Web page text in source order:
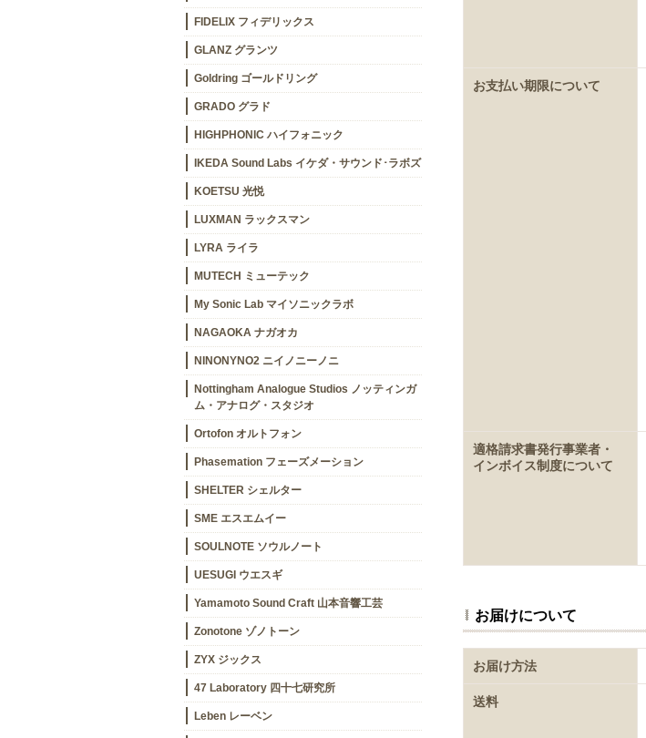
FIDELIX フィデリックス
GLANZ グランツ
Goldring ゴールドリング
GRADO グラド
HIGHPHONIC ハイフォニック
IKEDA Sound Labs イケダ・サウンド･ラボズ
KOETSU 光悦
LUXMAN ラックスマン
LYRA ライラ
MUTECH ミューテック
My Sonic Lab マイソニックラボ
NAGAOKA ナガオカ
NINONYNO2 ニイノニーノニ
Nottingham Analogue Studios ノッティンガ
ム・アナログ・スタジオ
Ortofon オルトフォン
Phasemation フェーズメーション
SHELTER シェルター
SME エスエムイー
SOULNOTE ソウルノート
UESUGI ウエスギ
Yamamoto Sound Craft 山本音響工芸
Zonotone ゾノトーン
ZYX ジックス
47 Laboratory 四十七研究所
Leben レーベン
お支払い期限について
適格請求書発行事業者・
インボイス制度について
お届けについて
お届け方法
送料